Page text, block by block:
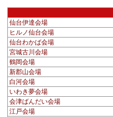
仙台伊達会場
ヒルノ仙台会場
仙台わかば会場
宮城古川会場
鶴岡会場
新郡山会場
白河会場
いわき夢会場
会津ばんだい会場
江戸会場